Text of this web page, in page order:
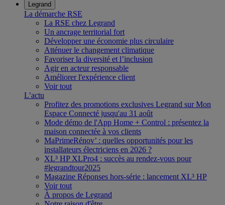
Legrand
La démarche RSE
La RSE chez Legrand
Un ancrage territorial fort
Développer une économie plus circulaire
Atténuer le changement climatique
Favoriser la diversité et l’inclusion
Agir en acteur responsable
Améliorer l'expérience client
Voir tout
L’actu
Profitez des promotions exclusives Legrand sur Mon
Espace Connecté jusqu'au 31 août
Mode démo de l'App Home + Control : présentez la
maison connectée à vos clients
MaPrimeRénov’ : quelles opportunités pour les
installateurs électriciens en 2026 ?
XL³ HP XLPro4 : succès au rendez-vous pour
#legrandtour2025
Magazine Réponses hors-série : lancement XL³ HP
Voir tout
À propos de Legrand